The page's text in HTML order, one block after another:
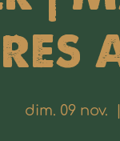
dim. 09 nov.